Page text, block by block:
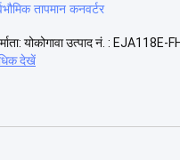
तापमान कनवर्टर
योकोगावा उत्पाद नं. :
देखें